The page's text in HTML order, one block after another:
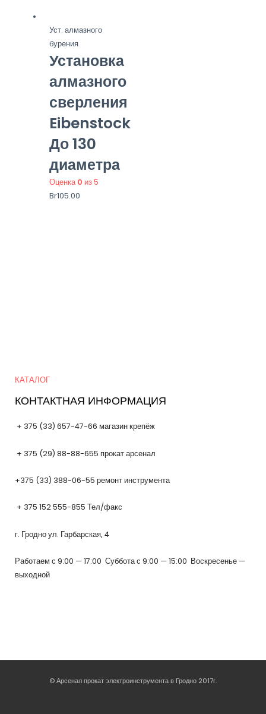
Уст. алмазного
бурения
Установка
алмазного
сверления
Eibenstock
До 130
диаметра
Оценка0 из 5
Br105.00
КАТАЛОГ
КОНТАКТНАЯ ИНФОРМАЦИЯ
+ 375 (33) 657-47-66 магазин крепёж
+ 375 (29) 88-88-655 прокат арсенал
+375 (33) 388-06-55 ремонт инструмента
+ 375 152 555-855 Тел/факс
г. Гродно ул. Гарбарская, 4
Работаем с 9:00 — 17:00 Суббота с 9:00 — 15:00 Воскресенье —
выходной
© Арсенал прокат электроинструмента в Гродно 2017г.